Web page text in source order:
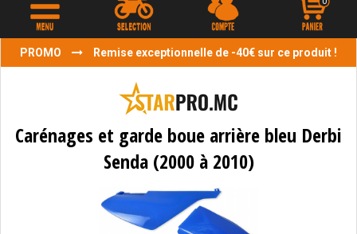
PROMO Remise exceptionnelle de -40€ sur ce produit !
Carénages et garde boue arrière bleu Derbi
Senda (2000 à 2010)